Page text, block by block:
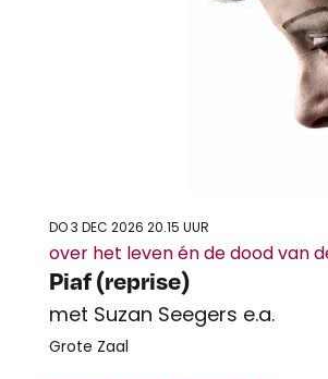
Piaf (reprise)
met Suzan Seegers e.a.
over het leven én de dood van
DO 3 DEC 2026 20.15 UUR
Grote Zaal